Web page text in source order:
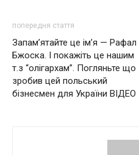
попередня стаття
Запам’ятайте це ім’я — Рафал
Бжоска. І покажіть це нашим
т.з “олігархам”. Погляньте що
зробив цей польський
бізнесмен для України ВІДЕО